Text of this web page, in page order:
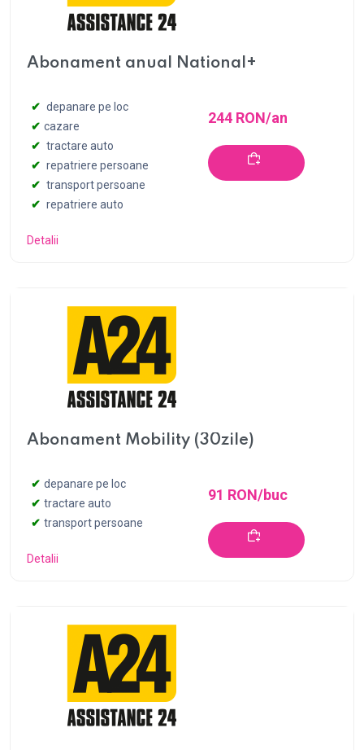
Abonament anual National+
depanare pe loc
cazare
tractare auto
repatriere persoane
transport persoane
repatriere auto
Detalii
244 RON/an
Abonament Mobility (30zile)
depanare pe loc
tractare auto
transport persoane
Detalii
91 RON/buc